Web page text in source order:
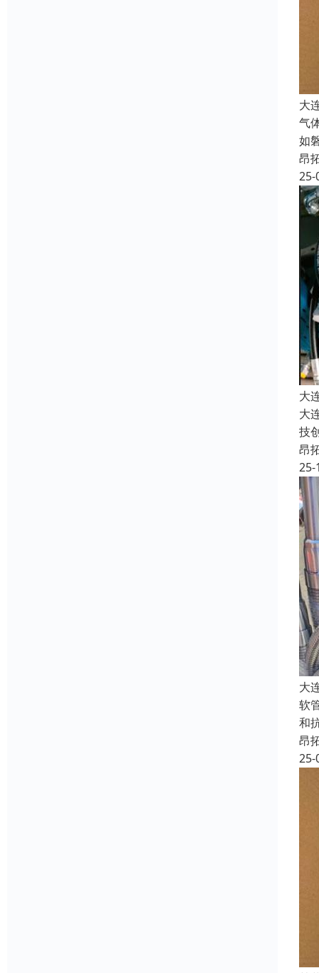
大
气
如
昂
25-
大
大
技
昂
25-
大
软
和
昂
25-